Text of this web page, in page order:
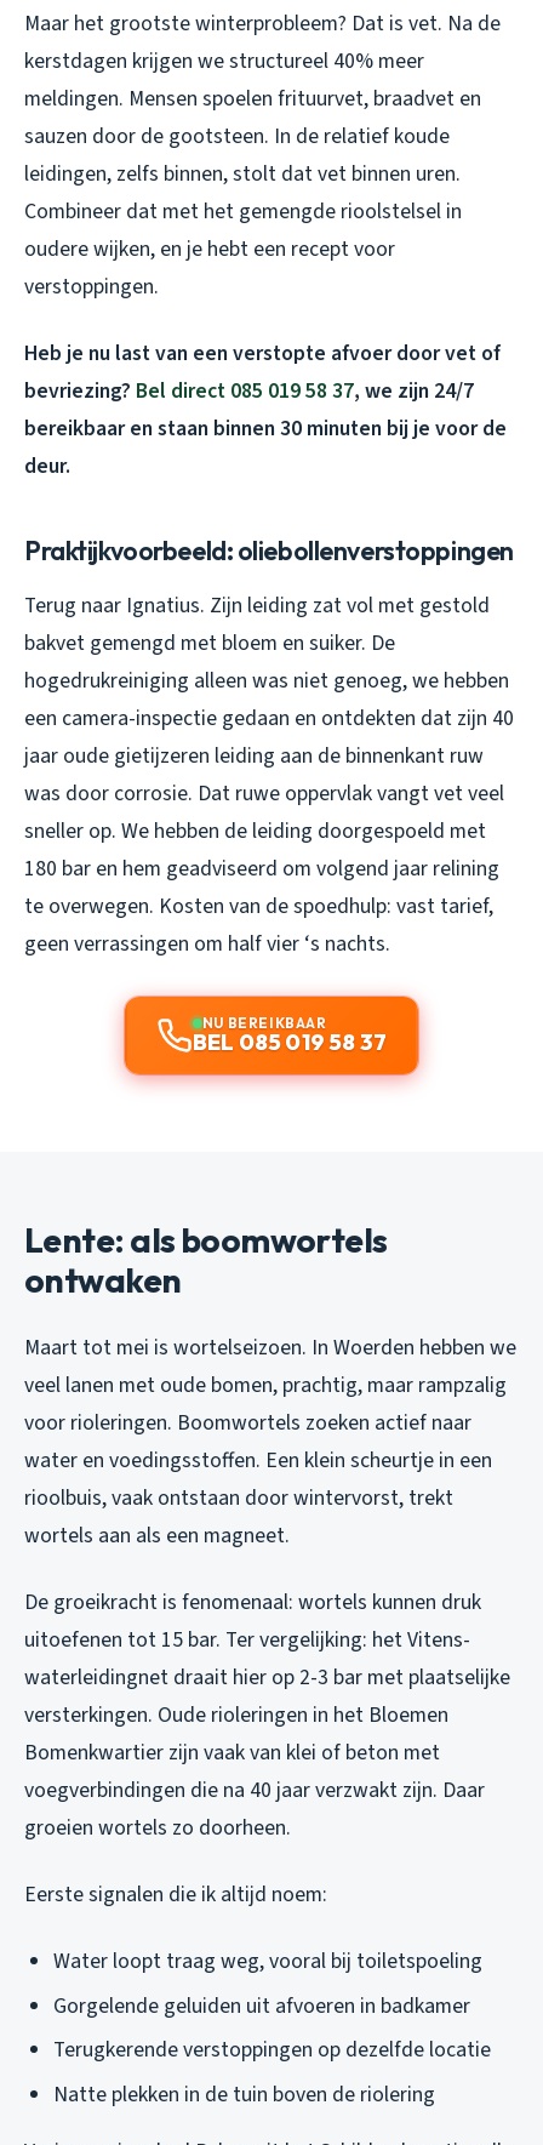
Maar het grootste winterprobleem? Dat is vet. Na de
kerstdagen krijgen we structureel 40% meer
meldingen. Mensen spoelen frituurvet, braadvet en
sauzen door de gootsteen. In de relatief koude
leidingen, zelfs binnen, stolt dat vet binnen uren.
Combineer dat met het gemengde rioolstelsel in
oudere wijken, en je hebt een recept voor
verstoppingen.
Heb je nu last van een verstopte afvoer door vet of
bevriezing? Bel direct 085 019 58 37, we zijn 24/7
bereikbaar en staan binnen 30 minuten bij je voor de
deur.
Praktijkvoorbeeld: oliebollenverstoppingen
Terug naar Ignatius. Zijn leiding zat vol met gestold
bakvet gemengd met bloem en suiker. De
hogedrukreiniging alleen was niet genoeg, we hebben
een camera-inspectie gedaan en ontdekten dat zijn 40
jaar oude gietijzeren leiding aan de binnenkant ruw
was door corrosie. Dat ruwe oppervlak vangt vet veel
sneller op. We hebben de leiding doorgespoeld met
180 bar en hem geadviseerd om volgend jaar relining
te overwegen. Kosten van de spoedhulp: vast tarief,
geen verrassingen om half vier ‘s nachts.
NU BEREIKBAAR
BEL 085 019 58 37
Lente: als boomwortels
ontwaken
Maart tot mei is wortelseizoen. In Woerden hebben we
veel lanen met oude bomen, prachtig, maar rampzalig
voor rioleringen. Boomwortels zoeken actief naar
water en voedingsstoffen. Een klein scheurtje in een
rioolbuis, vaak ontstaan door wintervorst, trekt
wortels aan als een magneet.
De groeikracht is fenomenaal: wortels kunnen druk
uitoefenen tot 15 bar. Ter vergelijking: het Vitens-
waterleidingnet draait hier op 2-3 bar met plaatselijke
versterkingen. Oude rioleringen in het Bloemen
Bomenkwartier zijn vaak van klei of beton met
voegverbindingen die na 40 jaar verzwakt zijn. Daar
groeien wortels zo doorheen.
Eerste signalen die ik altijd noem:
Water loopt traag weg, vooral bij toiletspoeling
Gorgelende geluiden uit afvoeren in badkamer
Terugkerende verstoppingen op dezelfde locatie
Natte plekken in de tuin boven de riolering